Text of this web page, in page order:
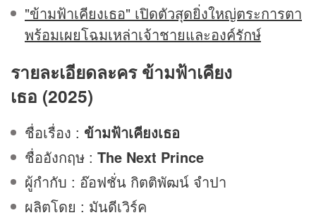
"ข้ามฟ้าเคียงเธอ" เปิดตัวสุดยิ่งใหญ่ตระการตา
พร้อมเผยโฉมเหล่าเจ้าชายและองค์รักษ์
รายละเอียดละครข้ามฟ้าเคียง
เธอ (2025)
ชื่อเรื่อง : ข้ามฟ้าเคียงเธอ
ชื่ออังกฤษ : The Next Prince
ผู้กำกับ : อ๊อฟชั่น กิตติพัฒน์ จำปา
ผลิตโดย : มันดีเวิร์ค